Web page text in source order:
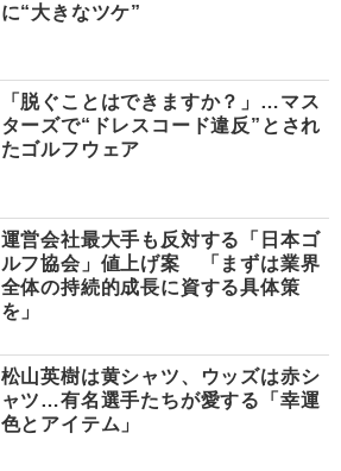
に“大きなツケ”
「脱ぐことはできますか？」…マス
ターズで“ドレスコード違反”とされ
たゴルフウェア
運営会社最大手も反対する「日本ゴ
ルフ協会」値上げ案 「まずは業界
全体の持続的成長に資する具体策
を」
松山英樹は黄シャツ、ウッズは赤シ
ャツ…有名選手たちが愛する「幸運
色とアイテム」